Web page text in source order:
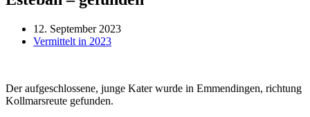
12. September 2023
Vermittelt in 2023
Der aufgeschlossene, junge Kater wurde in Emmendingen, richtung
Kollmarsreute gefunden.